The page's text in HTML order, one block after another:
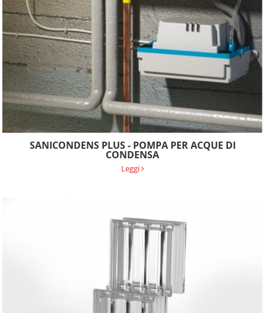
SANICONDENS PLUS - POMPA PER ACQUE DI
CONDENSA
Leggi